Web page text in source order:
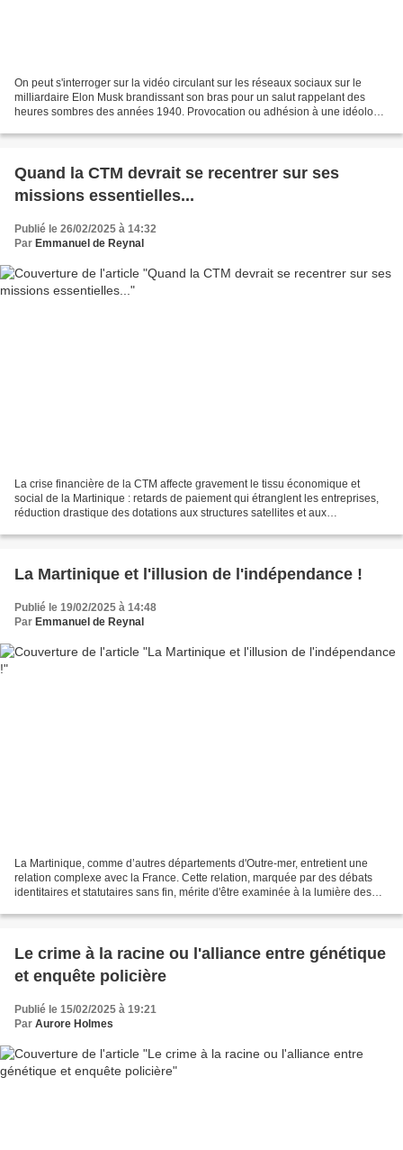
On peut s'interroger sur la vidéo circulant sur les réseaux sociaux sur le
milliardaire Elon Musk brandissant son bras pour un salut rappelant des
heures sombres des années 1940. Provocation ou adhésion à une idéologie
Quand la CTM devrait se recentrer sur ses
missions essentielles...
Publié le 26/02/2025 à 14:32
Par Emmanuel de Reynal
La crise financière de la CTM affecte gravement le tissu économique et
social de la Martinique : retards de paiement qui étranglent les entreprises,
réduction drastique des dotations aux structures satellites et aux
La Martinique et l'illusion de l'indépendance !
Publié le 19/02/2025 à 14:48
Par Emmanuel de Reynal
La Martinique, comme d’autres départements d'Outre-mer, entretient une
relation complexe avec la France. Cette relation, marquée par des débats
identitaires et statutaires sans fin, mérite d'être examinée à la lumière des
Le crime à la racine ou l'alliance entre génétique
et enquête policière
Publié le 15/02/2025 à 19:21
Par Aurore Holmes